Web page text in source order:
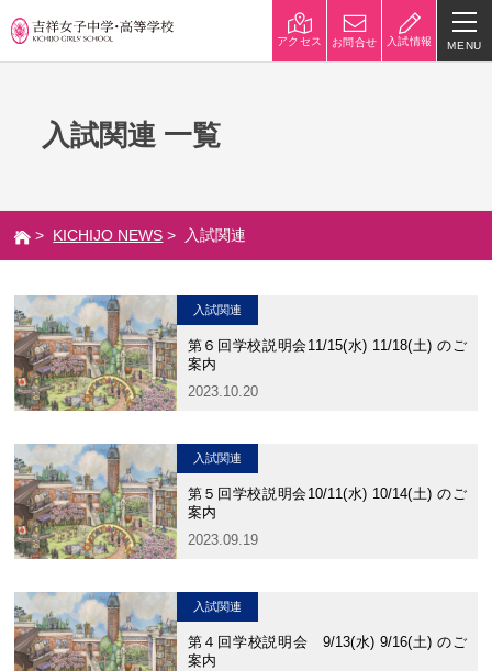
アクセス お問合せ 入試情報 MENU
校長挨拶
八王子キャンパス
制服紹介
災害への対策 学校紹介動画
祥美会（保護者の会）・淑美
会（卒業生の会）
吉祥での学び
カリキュラム
芸術教育 課外授業
入試関連 一覧
> KICHIJO NEWS > 入試関連
入試関連
第６回学校説明会11/15(水) 11/18(土) のご
案内
2023.10.20
入試関連
第５回学校説明会10/11(水) 10/14(土) のご
案内
2023.09.19
入試関連
第４回学校説明会 9/13(水) 9/16(土) のご
案内